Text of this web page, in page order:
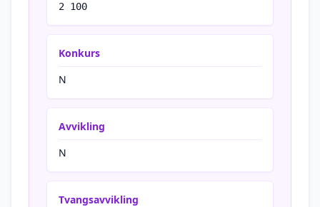
2 100
Konkurs
N
Avvikling
N
Tvangsavvikling